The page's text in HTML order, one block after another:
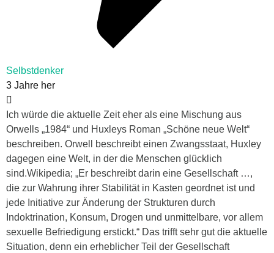
Selbstdenker
3 Jahre her
Ich würde die aktuelle Zeit eher als eine Mischung aus
Orwells „1984“ und Huxleys Roman „Schöne neue Welt“
beschreiben. Orwell beschreibt einen Zwangsstaat, Huxley
dagegen eine Welt, in der die Menschen glücklich
sind.Wikipedia; „Er beschreibt darin eine Gesellschaft …,
die zur Wahrung ihrer Stabilität in Kasten geordnet ist und
jede Initiative zur Änderung der Strukturen durch
Indoktrination, Konsum, Drogen und unmittelbare, vor allem
sexuelle Befriedigung erstickt.“ Das trifft sehr gut die aktuelle
Situation, denn ein erheblicher Teil der Gesellschaft